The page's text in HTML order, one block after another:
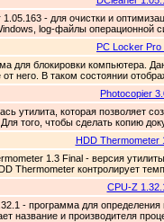
1.05.163 - для очистки и
log-файлы операционной
PC Locker Pro
для блокировки компьютера.
от него. В таком состоянии
Photocopier
утилита, которая позволяет
Для того, чтобы сделать копию
HDD Thermometer
1.3 Final - версия
Thermometer контролирует
CPU-Z
- программа для
название и производителя